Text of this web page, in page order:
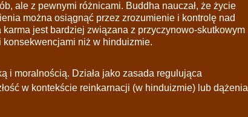
ale z pewnymi różnicami. Buddha nauczał, że życie
można osiągnąć przez zrozumienie i kontrolę nad
jest bardziej związana z przyczynowo-skutkowym
konsekwencjami niż w hinduizmie.
i moralnością. Działa jako zasada regulująca
w kontekście reinkarnacji (w hinduizmie) lub dążenia